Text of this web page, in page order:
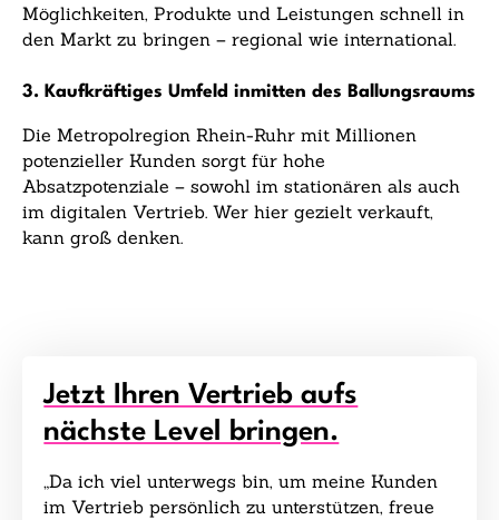
Möglichkeiten, Produkte und Leistungen schnell in
den Markt zu bringen – regional wie international.
3. Kaufkräftiges Umfeld inmitten des Ballungsraums
Die Metropolregion Rhein-Ruhr mit Millionen
potenzieller Kunden sorgt für hohe
Absatzpotenziale – sowohl im stationären als auch
im digitalen Vertrieb. Wer hier gezielt verkauft,
kann groß denken.
Jetzt Ihren Vertrieb aufs
nächste Level bringen.
„Da ich viel unterwegs bin, um meine Kunden
im Vertrieb persönlich zu unterstützen, freue